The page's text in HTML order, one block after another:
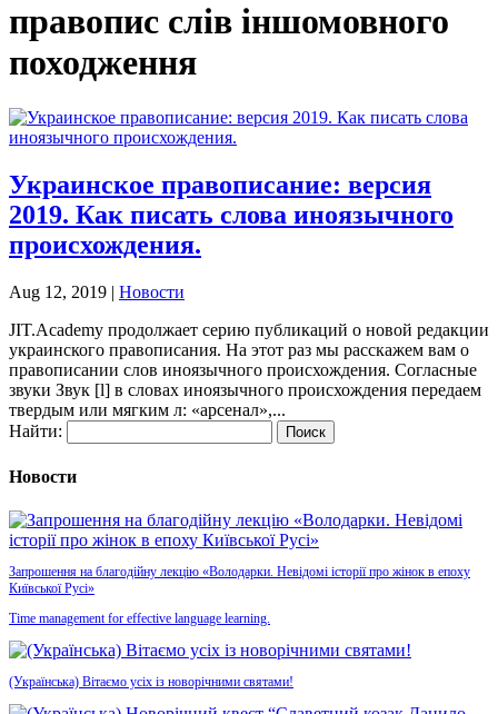
правопис слів іншомовного
походження
Украинское правописание: версия
2019. Как писать слова иноязычного
происхождения.
Aug 12, 2019 | Новости
JIT.Academy продолжает серию публикаций о новой редакции
украинского правописания. На этот раз мы расскажем вам о
правописании слов иноязычного происхождения. Согласные
звуки Звук [l] в словах иноязычного происхождения передаем
твердым или мягким л: «арсенал»,...
Найти:
Новости
Запрошення на благодійну лекцію «Володарки. Невідомі історії про жінок в епоху
Київської Русі»
Time management for effective language learning.
(Українська) Вітаємо усіх із новорічними святами!